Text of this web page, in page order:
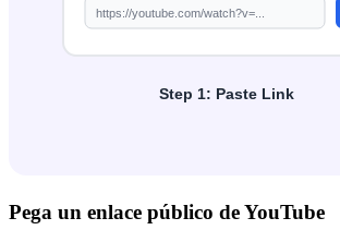
Pega un enlace público de YouTube